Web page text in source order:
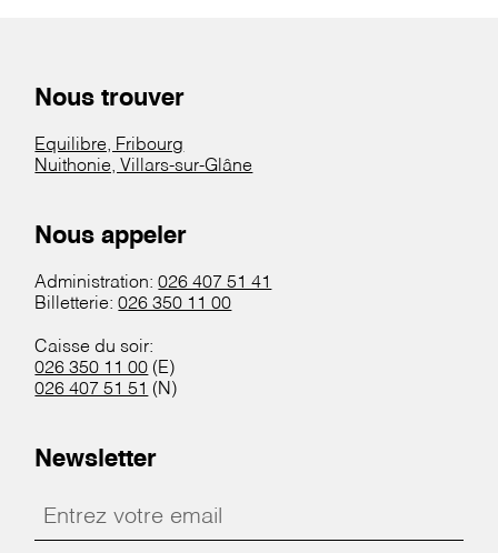
Nous trouver
Equilibre, Fribourg
Nuithonie, Villars-sur-Glâne
Nous appeler
Administration:026 407 51 41
Billetterie:026 350 11 00
Caisse du soir:
026 350 11 00 (E)
026 407 51 51 (N)
Newsletter